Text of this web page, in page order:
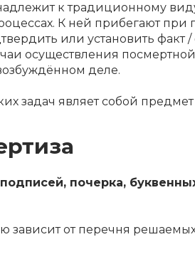
к традиционному
К ней прибегают при
или установить факт /
осуществления
деле.
задач являет собой
почерка,
от перечня